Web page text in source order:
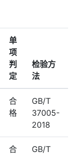
单
项
判
定
检验⽅
法
合
格
GB/T
37005-
2018
合
GB/T